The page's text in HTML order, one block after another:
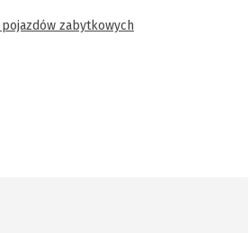
zabytkowych